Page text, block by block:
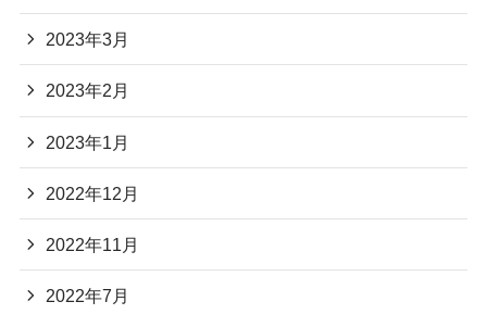
2023年3月
2023年2月
2023年1月
2022年12月
2022年11月
2022年7月